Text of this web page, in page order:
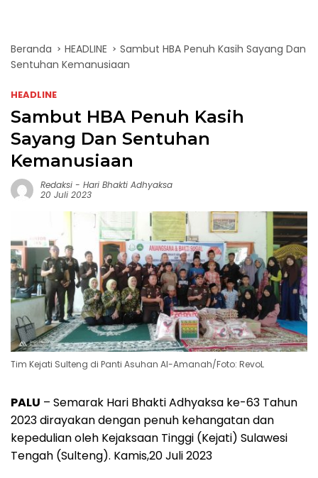
Beranda HEADLINE
Sambut HBA Penuh Kasih Sayang Dan
Sentuhan Kemanusiaan
HEADLINE
Sambut HBA Penuh Kasih
Sayang Dan Sentuhan
Kemanusiaan
Redaksi - Hari Bhakti Adhyaksa
20 Juli 2023
Tim Kejati Sulteng di Panti Asuhan Al-Amanah/Foto: RevoL
PALU – Semarak Hari Bhakti Adhyaksa ke-63 Tahun
2023 dirayakan dengan penuh kehangatan dan
kepedulian oleh Kejaksaan Tinggi (Kejati) Sulawesi
Tengah (Sulteng). Kamis,20 Juli 2023